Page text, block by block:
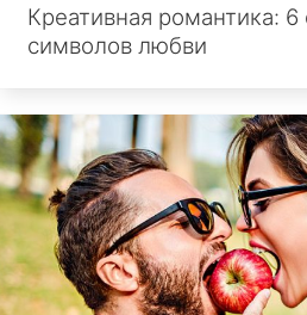
Креативная романтика:
символов любви